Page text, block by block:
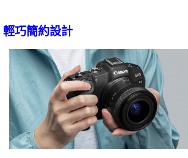
輕巧簡約設計